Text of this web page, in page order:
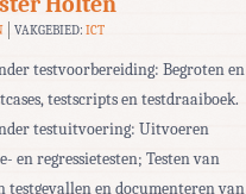
VAKGEBIED:ICT
testvoorbereiding: Begroten en
testscripts en testdraaiboek.
testuitvoering: Uitvoeren
en regressietesten; Testen van
testgevallen en documenteren van